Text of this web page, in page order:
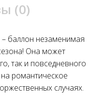
(0)
баллон незаменимая
Она может
так и повседневного
романтическое
случаях.